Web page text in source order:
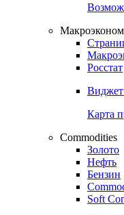
Росстат
Карта
Commodities
Золото
Нефть
Бензин
Soft